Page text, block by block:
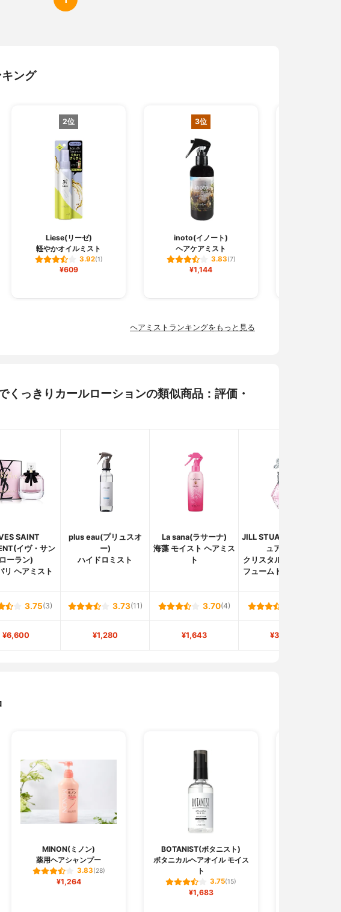
ング
2位
Liese(リーゼ)
軽やかオイルミスト
3.92(1)
¥609
3位
inoto(イノート)
ヘアケアミスト
3.83(7)
¥1,144
ヘアミストランキングをもっと見る
くっきりカールローションの類似商品：評価・
SAINT
イヴ・サン
ローラン)
リ ヘアミスト
plus eau(プリュスオ
ー)
ハイドロミスト
La sana(ラサーナ)
海藻 モイスト ヘアミス
ト
JILL STUART(ジルスチ
ュアート)
クリスタルブルーム パ
フュームド ヘアミスト
3.75(3) 3.73(11) 3.70(4)
¥6,600 ¥1,280 ¥1,643 ¥3,306
MINON(ミノン)
薬用ヘアシャンプー
3.83(28)
¥1,264
BOTANIST(ボタニスト)
ボタニカルヘアオイル モイス
ト
3.75(15)
¥1,683